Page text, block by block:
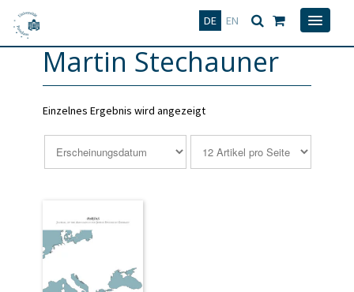
DE EN
Deutsch
Martin Stechauner
Einzelnes Ergebnis wird angezeigt